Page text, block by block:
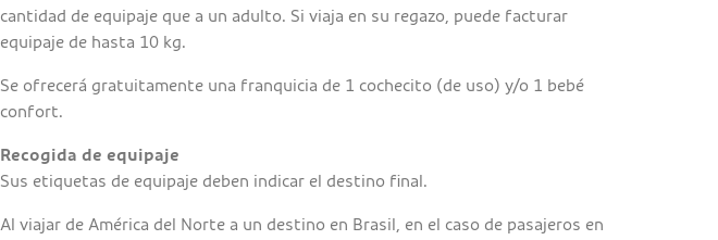
cantidad de equipaje que a un adulto. Si viaja en su regazo, puede facturar
equipaje de hasta 10 kg.
Se ofrecerá gratuitamente una franquicia de 1 cochecito (de uso) y/o 1 bebé
confort.
Recogida de equipaje
Sus etiquetas de equipaje deben indicar el destino final.
Al viajar de América del Norte a un destino en Brasil, en el caso de pasajeros en